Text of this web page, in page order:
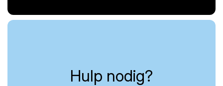
Hulp nodig?